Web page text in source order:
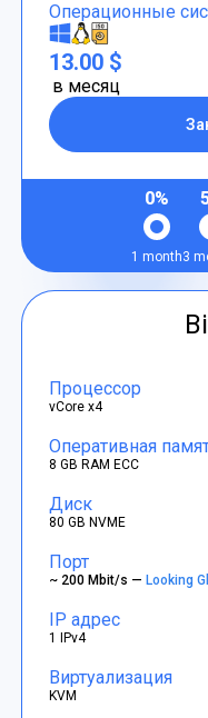
Операционные
13.00 $
в месяц
0%
1 month3
Процессор
vCore x4
Оперативная
8 GB RAM ECC
Диск
80 GB NVME
Порт
~ 200 Mbit/s —Looking
IP адрес
1 IPv4
Виртуализация
KVM